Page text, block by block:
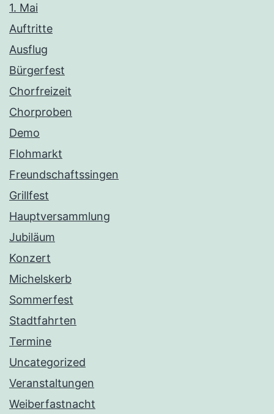
1. Mai
Auftritte
Ausflug
Bürgerfest
Chorfreizeit
Chorproben
Demo
Flohmarkt
Freundschaftssingen
Grillfest
Hauptversammlung
Jubiläum
Konzert
Michelskerb
Sommerfest
Stadtfahrten
Termine
Uncategorized
Veranstaltungen
Weiberfastnacht